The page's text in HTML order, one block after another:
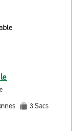
3 Sacs